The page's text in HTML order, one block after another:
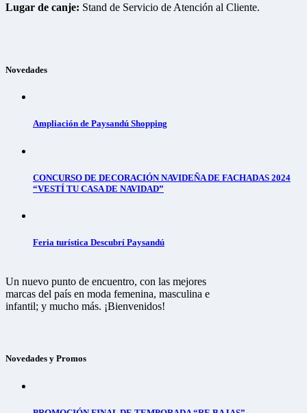
Lugar de canje: Stand de Servicio de Atención al Cliente.
Novedades
Ampliación de Paysandú Shopping
CONCURSO DE DECORACIÓN NAVIDEÑA DE FACHADAS 2024
“VESTÍ TU CASA DE NAVIDAD”
Feria turística Descubrí Paysandú
Un nuevo punto de encuentro, con las mejores
marcas del país en moda femenina, masculina e
infantil; y mucho más. ¡Bienvenidos!
Novedades y Promos